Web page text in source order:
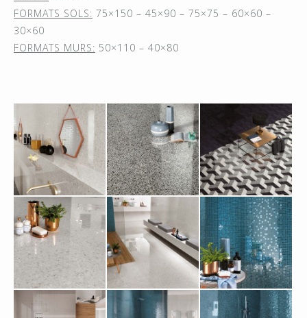
FORMATS SOLS: 75×150 – 45×90 – 75×75 – 60×60 –
30×60
FORMATS MURS: 50×110 – 40×80